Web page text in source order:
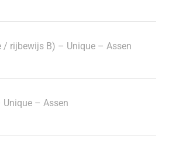
/ rijbewijs B) – Unique – Assen
– Assen